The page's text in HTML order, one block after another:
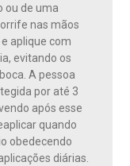
ou de uma
nas mãos
aplique com
evitando os
A pessoa
por até 3
após esse
quando
obedecendo
diárias.